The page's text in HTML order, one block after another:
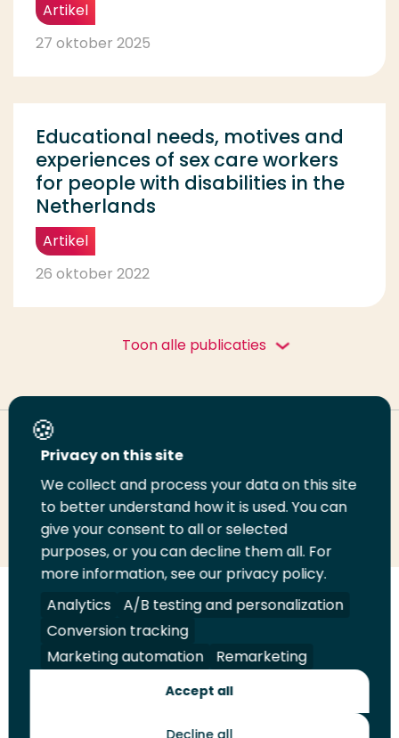
Artikel
27 oktober 2025
Educational needs, motives and
experiences of sex care workers
for people with disabilities in the
Netherlands
Artikel
26 oktober 2022
Toon alle publicaties
Deel deze pagina
Deel
LinkedIn
Deel
op
Twitter
Deel
op
Facebook
Email
deze
pagina
Print
deze
pagina
Volg
ons
op
LinkedIn
Volg
ons
op
Facebook
Volg
ons
op
YouTube
Volg
ons
op
Instagram
Juridisch Security A-Z Index
Contact
Privacy on this site
We collect and process your data on this site
to better understand how it is used. You can
give your consent to all or selected
purposes, or you can decline them all. For
more information, see our privacy policy.
Analytics
A/B testing and personalization
Conversion tracking
Marketing automation
Remarketing
Accept all
Decline all